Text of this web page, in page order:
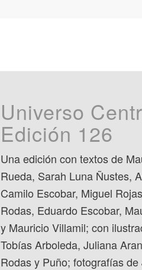
Universo
Edición 126
Una edición con textos de
Rueda, Sarah Luna Ñustes,
Camilo Escobar, Miguel
Rodas, Eduardo Escobar,
y Mauricio Villamil; con
Tobías Arboleda, Juliana
Rodas y Puño; fotografías de